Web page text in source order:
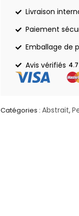
Livraison
Paiement
Emballage de
Avis vérifiés 4.7
Catégories : Abstrait,